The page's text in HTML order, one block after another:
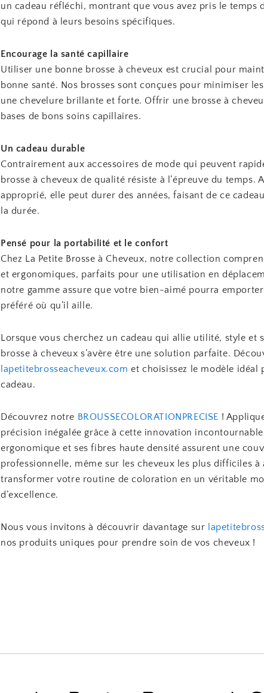
un cadeau réfléchi, montrant que vous avez pris le temps
qui répond à leurs besoins spécifiques.
Encourage la santé capillaire
Utiliser une bonne brosse à cheveux est crucial pour
bonne santé. Nos brosses sont conçues pour minimiser
une chevelure brillante et forte. Offrir une brosse à
bases de bons soins capillaires.
Un cadeau durable
Contrairement aux accessoires de mode qui peuvent
brosse à cheveux de qualité résiste à l’épreuve du temps.
approprié, elle peut durer des années, faisant de ce
la durée.
Pensé pour la portabilité et le confort
Chez La Petite Brosse à Cheveux, notre collection
et ergonomiques, parfaits pour une utilisation en
notre gamme assure que votre bien-aimé pourra
préféré où qu’il aille.
Lorsque vous cherchez un cadeau qui allie utilité, style et
brosse à cheveux s’avère être une solution parfaite.
lapetitebrosseacheveux.com et choisissez le modèle idéal
cadeau.
Découvrez notre BROUSSECOLORATIONPRECISE !
précision inégalée grâce à cette innovation
ergonomique et ses fibres haute densité assurent une
professionnelle, même sur les cheveux les plus difficiles
transformer votre routine de coloration en un véritable
d’excellence.
Nous vous invitons à découvrir davantage sur
nos produits uniques pour prendre soin de vos cheveux !